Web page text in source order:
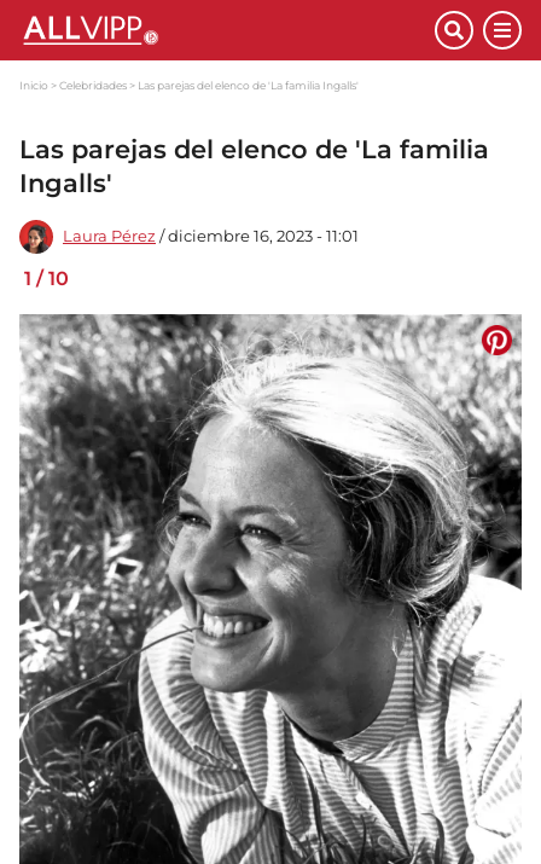
Inicio Celebridades Las parejas del elenco de 'La familia Ingalls'
Las parejas del elenco de 'La familia
Ingalls'
Laura Pérez / diciembre 16, 2023 - 11:01
1 /10